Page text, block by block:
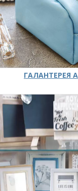
ГАЛАНТЕРЕЯ